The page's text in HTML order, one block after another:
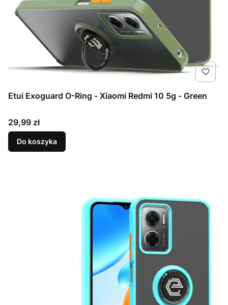
Etui Exoguard O-Ring - Xiaomi Redmi 10 5g - Green
Cena
29,99 zł
Do koszyka